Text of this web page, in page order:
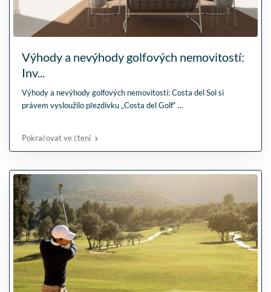
Výhody a nevýhody golfových nemovitostí:
Inv...
Výhody a nevýhody golfových nemovitostí: Costa del Sol si
právem vysloužilo přezdívku „Costa del Golf“...
Pokračovat ve čtení